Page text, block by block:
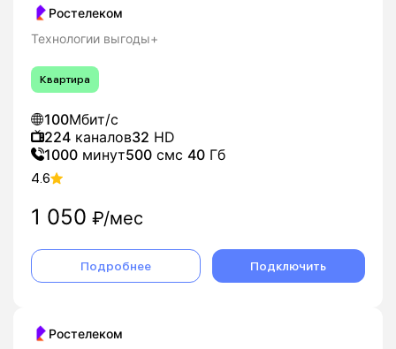
Оставьте заявку на подключение домашнего
интернета Ростелеком в Белово - мы подберем
оптимальный тариф и организуем подключение
«под ключ».
Ростелеком
Технологии выгоды+
Квартира
100Мбит/с
224 каналов32 HD
1000 минут500 смс 40 Гб
4.6
1 050 ₽/мес
Подробнее Подключить
Ростелеком